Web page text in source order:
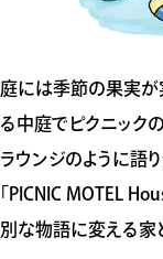
庭には季節の果実が
る中庭でピクニック
ラウンジのように語
「PICNIC MOTEL
別な物語に変える家